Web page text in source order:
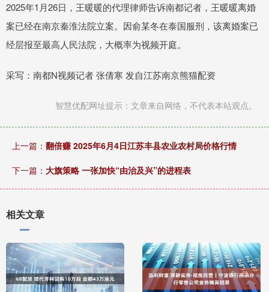
2025年1月26日，王暖暖的代理律师告诉南都记者，王暖暖离婚
案已经在南京秦淮法院立案。因俞某冬在泰国服刑，该离婚案已
经层报至最高人民法院，大概率为视频开庭。
采写：南都N视频记者 张倩寒 发自江苏南京熊猫配资
智慧优配网址提示：文章来自网络，不代表本站观点。
上一篇： 翻倍赚 2025年6月4日江苏丰县农业农村局价格行情
下一篇： 大旗策略 一张加快“由治及兴”的进程表
相关文章